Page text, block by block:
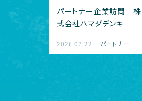
パートナー企業訪問｜株
式会社ハマダデンキ
2026.07.22 パートナー